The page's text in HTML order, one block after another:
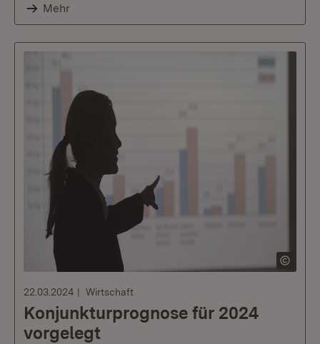
Mehr
22.03.2024 Wirtschaft
Konjunkturprognose für 2024
vorgelegt